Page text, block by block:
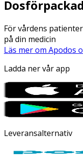
För vårdens
på din medicin
Läs mer om Apodos
Ladda ner vår app
Leveransalternativ